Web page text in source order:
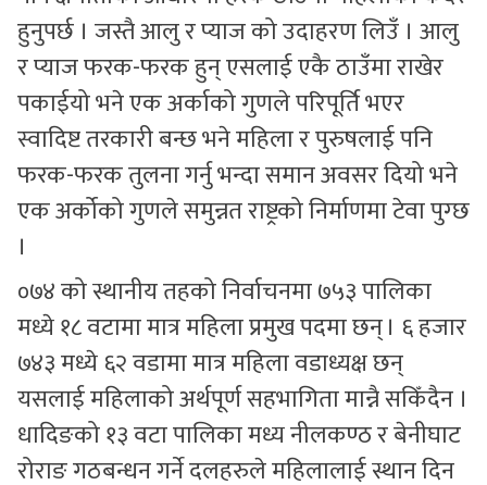
हुनुपर्छ । जस्तै आलु र प्याज को उदाहरण लिउँ । आलु
र प्याज फरक-फरक हुन् एसलाई एकै ठाउँमा राखेर
पकाईयो भने एक अर्काको गुणले परिपूर्ति भएर
स्वादिष्ट तरकारी बन्छ भने महिला र पुरुषलाई पनि
फरक-फरक तुलना गर्नु भन्दा समान अवसर दियो भने
एक अर्कोको गुणले समुन्नत राष्ट्रको निर्माणमा टेवा पुग्छ
।
०७४ को स्थानीय तहको निर्वाचनमा ७५३ पालिका
मध्ये १८ वटामा मात्र महिला प्रमुख पदमा छन् । ६ हजार
७४३ मध्ये ६२ वडामा मात्र महिला वडाध्यक्ष छन्
यसलाई महिलाको अर्थपूर्ण सहभागिता मान्नै सकिँदैन ।
धादिङको १३ वटा पालिका मध्य नीलकण्ठ र बेनीघाट
रोराङ गठबन्धन गर्ने दलहरुले महिलालाई स्थान दिन